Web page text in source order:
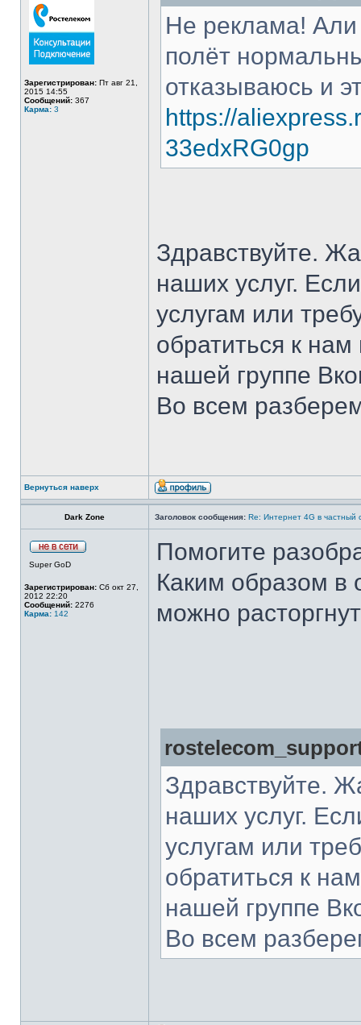
Зарегистрирован: Пт авг 21,
2015 14:55
Сообщений: 367
Карма: 3
Не реклама!
полёт
отказываюсь и
https://
33edxRG0gp
Здравствуйте.
наших услуг.
услугам или
обратиться к
нашей группе
Во всем
Вернуться наверх
Dark Zone Заголовок сообщения: Re: Интернет 4G в частный
Super GoD
Зарегистрирован: Сб окт 27,
2012 22:20
Сообщений: 2276
Карма: 142
Помогите
Каким образом в
можно
Здравствуйте.
наших услуг.
услугам или
обратиться к
нашей группе
Во всем